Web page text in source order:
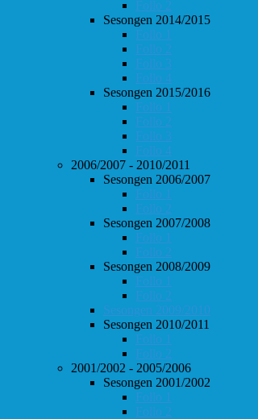
Follo 2
Sesongen 2014/2015
Follo 1
Follo 2
Follo 3
Follo 4
Sesongen 2015/2016
Follo 1
Follo 2
Follo 3
Follo 4
2006/2007 - 2010/2011
Sesongen 2006/2007
Follo 1
Follo 2
Sesongen 2007/2008
Follo 1
Follo 2
Sesongen 2008/2009
Follo 1
Follo 2
Sesongen 2009/2010
Sesongen 2010/2011
Follo 1
Follo 2
2001/2002 - 2005/2006
Sesongen 2001/2002
Follo 1
Follo 2